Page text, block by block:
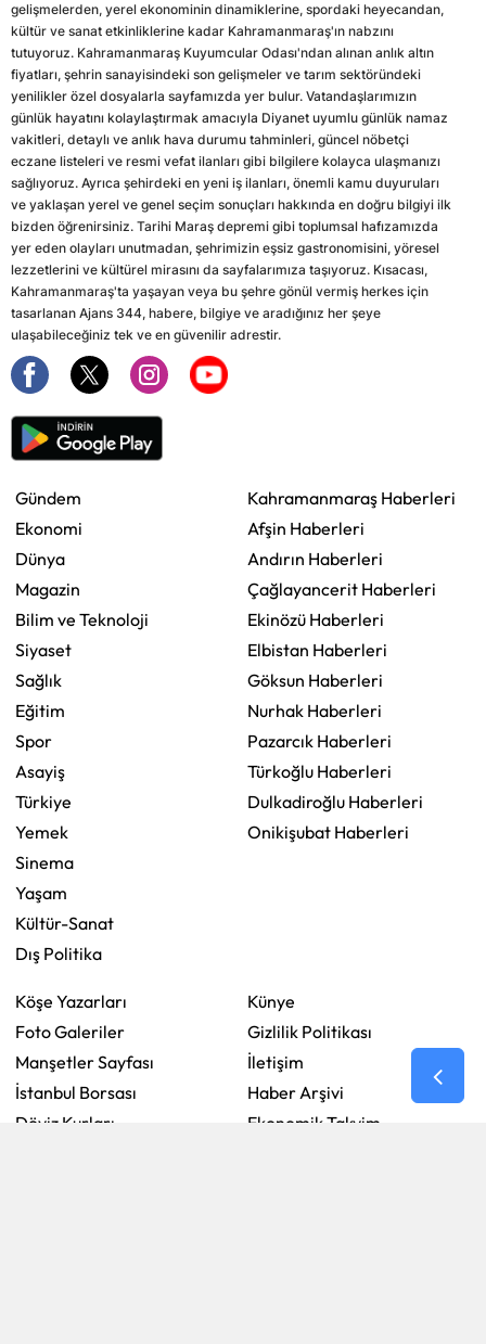
gelişmelerden, yerel ekonominin dinamiklerine, spordaki heyecandan,
kültür ve sanat etkinliklerine kadar Kahramanmaraş'ın nabzını
tutuyoruz. Kahramanmaraş Kuyumcular Odası'ndan alınan anlık altın
fiyatları, şehrin sanayisindeki son gelişmeler ve tarım sektöründeki
yenilikler özel dosyalarla sayfamızda yer bulur. Vatandaşlarımızın
günlük hayatını kolaylaştırmak amacıyla Diyanet uyumlu günlük namaz
vakitleri, detaylı ve anlık hava durumu tahminleri, güncel nöbetçi
eczane listeleri ve resmi vefat ilanları gibi bilgilere kolayca ulaşmanızı
sağlıyoruz. Ayrıca şehirdeki en yeni iş ilanları, önemli kamu duyuruları
ve yaklaşan yerel ve genel seçim sonuçları hakkında en doğru bilgiyi ilk
bizden öğrenirsiniz. Tarihi Maraş depremi gibi toplumsal hafızamızda
yer eden olayları unutmadan, şehrimizin eşsiz gastronomisini, yöresel
lezzetlerini ve kültürel mirasını da sayfalarımıza taşıyoruz. Kısacası,
Kahramanmaraş'ta yaşayan veya bu şehre gönül vermiş herkes için
tasarlanan Ajans 344, habere, bilgiye ve aradığınız her şeye
ulaşabileceğiniz tek ve en güvenilir adrestir.
Gündem
Ekonomi
Dünya
Magazin
Bilim ve Teknoloji
Siyaset
Sağlık
Eğitim
Spor
Asayiş
Türkiye
Yemek
Sinema
Yaşam
Kültür-Sanat
Dış Politika
Kahramanmaraş Haberleri
Afşin Haberleri
Andırın Haberleri
Çağlayancerit Haberleri
Ekinözü Haberleri
Elbistan Haberleri
Göksun Haberleri
Nurhak Haberleri
Pazarcık Haberleri
Türkoğlu Haberleri
Dulkadiroğlu Haberleri
Onikişubat Haberleri
Köşe Yazarları
Foto Galeriler
Manşetler Sayfası
İstanbul Borsası
Döviz Kurları
Künye
Gizlilik Politikası
İletişim
Haber Arşivi
Ekonomik Takvim